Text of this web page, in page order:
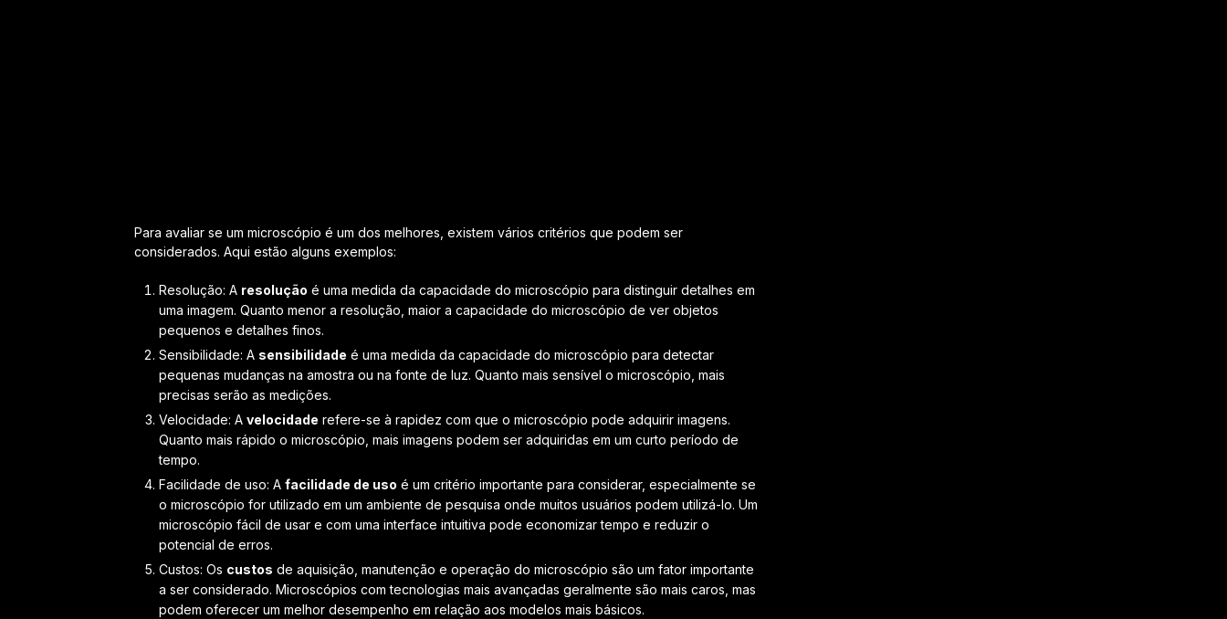
Para avaliar se um microscópio é um dos melhores, existem vários critérios que podem ser
considerados. Aqui estão alguns exemplos:
Resolução: A resolução é uma medida da capacidade do microscópio para distinguir detalhes em
uma imagem. Quanto menor a resolução, maior a capacidade do microscópio de ver objetos
pequenos e detalhes finos.
Sensibilidade: A sensibilidade é uma medida da capacidade do microscópio para detectar
pequenas mudanças na amostra ou na fonte de luz. Quanto mais sensível o microscópio, mais
precisas serão as medições.
Velocidade: A velocidade refere-se à rapidez com que o microscópio pode adquirir imagens.
Quanto mais rápido o microscópio, mais imagens podem ser adquiridas em um curto período de
tempo.
Facilidade de uso: A facilidade de uso é um critério importante para considerar, especialmente se
o microscópio for utilizado em um ambiente de pesquisa onde muitos usuários podem utilizá-lo. Um
microscópio fácil de usar e com uma interface intuitiva pode economizar tempo e reduzir o
potencial de erros.
Custos: Os custos de aquisição, manutenção e operação do microscópio são um fator importante
a ser considerado. Microscópios com tecnologias mais avançadas geralmente são mais caros, mas
podem oferecer um melhor desempenho em relação aos modelos mais básicos.